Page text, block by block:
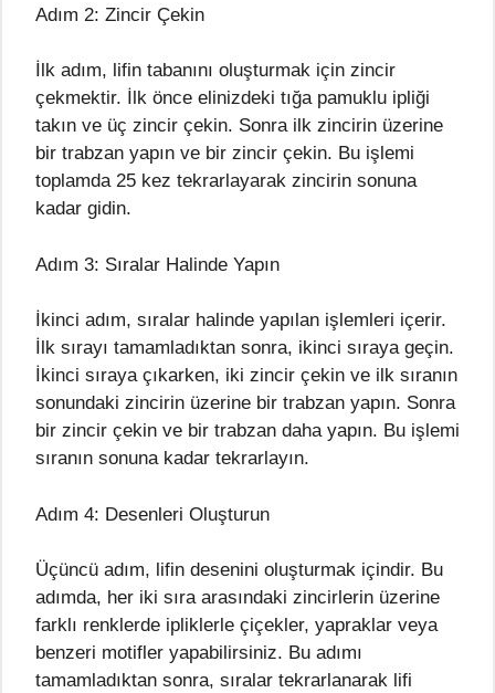
Adım 2: Zincir Çekin
İlk adım, lifin tabanını oluşturmak için zincir
çekmektir. İlk önce elinizdeki tığa pamuklu ipliği
takın ve üç zincir çekin. Sonra ilk zincirin üzerine
bir trabzan yapın ve bir zincir çekin. Bu işlemi
toplamda 25 kez tekrarlayarak zincirin sonuna
kadar gidin.
Adım 3: Sıralar Halinde Yapın
İkinci adım, sıralar halinde yapılan işlemleri içerir.
İlk sırayı tamamladıktan sonra, ikinci sıraya geçin.
İkinci sıraya çıkarken, iki zincir çekin ve ilk sıranın
sonundaki zincirin üzerine bir trabzan yapın. Sonra
bir zincir çekin ve bir trabzan daha yapın. Bu işlemi
sıranın sonuna kadar tekrarlayın.
Adım 4: Desenleri Oluşturun
Üçüncü adım, lifin desenini oluşturmak içindir. Bu
adımda, her iki sıra arasındaki zincirlerin üzerine
farklı renklerde ipliklerle çiçekler, yapraklar veya
benzeri motifler yapabilirsiniz. Bu adımı
tamamladıktan sonra, sıralar tekrarlanarak lifi